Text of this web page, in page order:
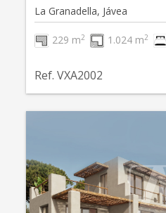
La Granadella, Jávea
229 m2 1.024 m2
Ref. VXA2002